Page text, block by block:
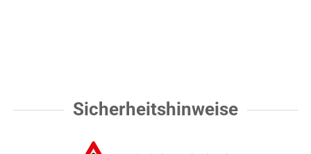
Sicherheitshinweise